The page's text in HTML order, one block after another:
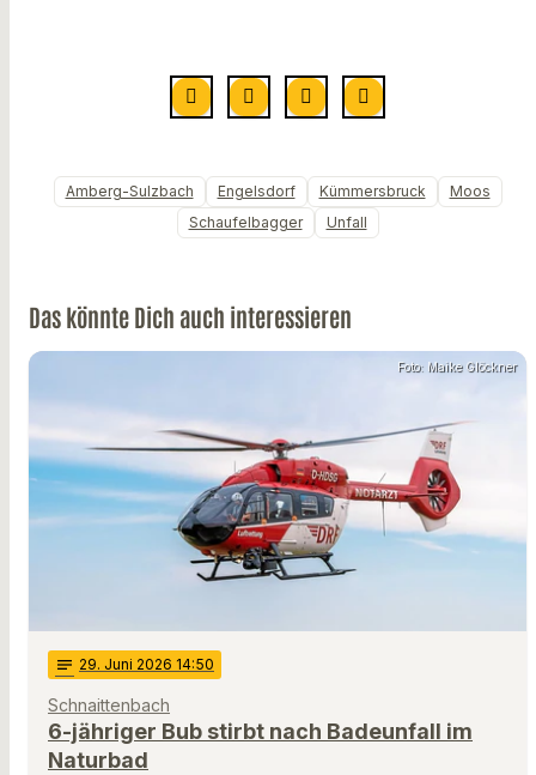
Amberg-Sulzbach Engelsdorf Kümmersbruck
Moos
Schaufelbagger
Unfall
Das könnte Dich auch interessieren
Foto: Maike Glöckner
notes 29. Juni 2026 14:50
Schnaittenbach
6-jähriger Bub stirbt nach Badeunfall im
Naturbad